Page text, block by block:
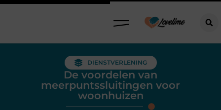
DIENSTVERLENING
De voordelen van
meerpuntssluitingen voor
woonhuizen